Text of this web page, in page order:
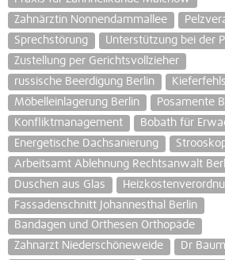
Zahnärztin Nonnendammallee
Sprechstörung
Unterstützung bei der
Zustellung per Gerichtsvollzieher
russische Beerdigung Berlin
Möbelleinlagerung Berlin
Posamente
Konfliktmanagement
Bobath für
Energetische Dachsanierung
Arbeitsamt Ablehnung Rechtsanwalt
Duschen aus Glas
Fassadenschnitt Johannesthal Berlin
Bandagen und Orthesen Orthopäde
Zahnarzt Niederschöneweide
Dr